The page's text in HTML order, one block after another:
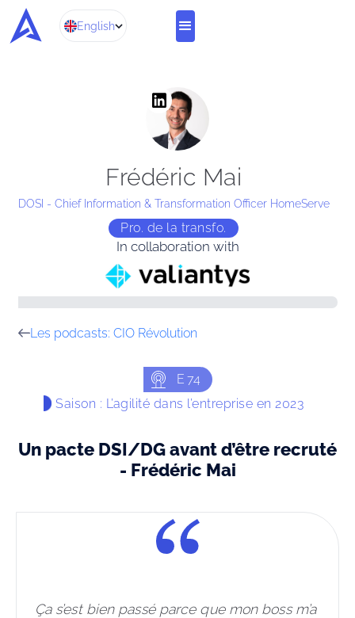
English
Frédéric Mai
DOSI - Chief Information & Transformation Officer HomeServe
Pro. de la transfo.
In collaboration with
Les podcasts: CIO Révolution
E 74
Saison : L’agilité dans l’entreprise en 2023
Un pacte DSI/DG avant d’être recruté
- Frédéric Mai
Ça s’est bien passé parce que mon boss m’a